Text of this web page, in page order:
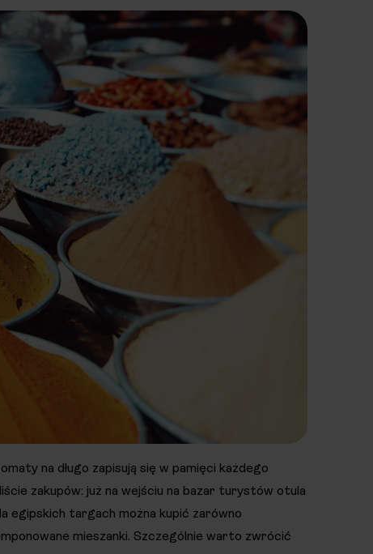
na długo zapisują się w pamięci każdego
zakupów: już na wejściu na bazar turystów otula
egipskich targach można kupić zarówno
mieszanki. Szczególnie warto zwrócić